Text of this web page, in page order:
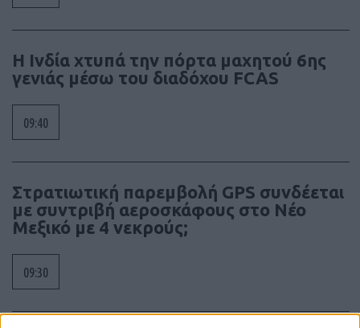
Η Ινδία χτυπά την πόρτα μαχητού 6ης
γενιάς μέσω του διαδόχου FCAS
09:40
Στρατιωτική παρεμβολή GPS συνδέεται
με συντριβή αεροσκάφους στο Νέο
Μεξικό με 4 νεκρούς;
09:30